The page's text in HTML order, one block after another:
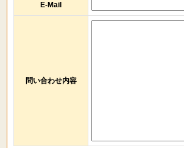
E-Mail
問い合わせ内容